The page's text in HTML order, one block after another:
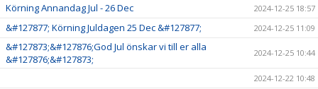
Körning Annandag Jul - 26 Dec 2024-12-25 18:57
&#127877; Körning Juldagen 25 Dec &#127877; 2024-12-25 11:09
&#127873;&#127876;God Jul önskar vi till er alla
&#127876;&#127873;
2024-12-25 10:44
2024-12-22 10:48